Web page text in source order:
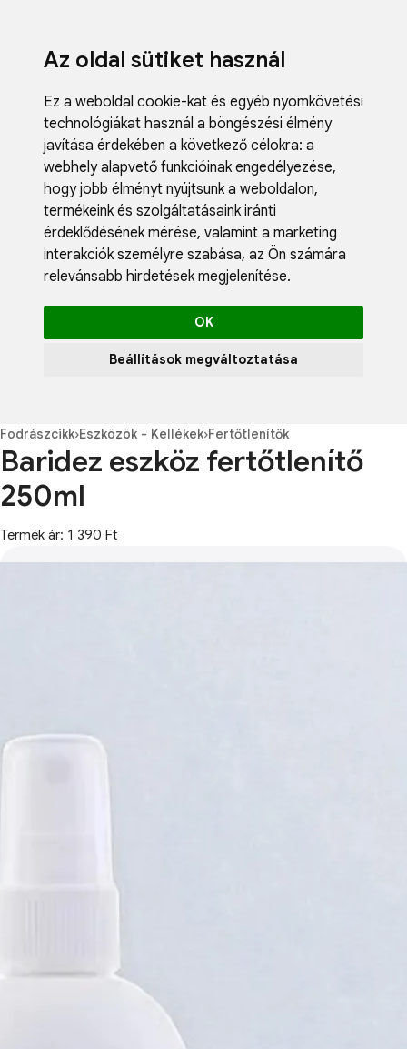
Az oldal sütiket használ
Ez a weboldal cookie-kat és egyéb nyomkövetési
technológiákat használ a böngészési élmény
javítása érdekében a következő célokra: a
webhely alapvető funkcióinak engedélyezése,
hogy jobb élményt nyújtsunk a weboldalon,
termékeink és szolgáltatásaink iránti
érdeklődésének mérése, valamint a marketing
interakciók személyre szabása, az Ön számára
relevánsabb hirdetések megjelenítése.
OK
Beállítások megváltoztatása
Blog
Fodrászcikk›Eszközök - Kellékek›Fertőtlenítők
Baridez eszköz fertőtlenítő
250ml
Termék ár: 1 390 Ft